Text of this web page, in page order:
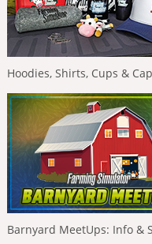
Hoodies, Shirts, Cups &
Barnyard MeetUps: Info &